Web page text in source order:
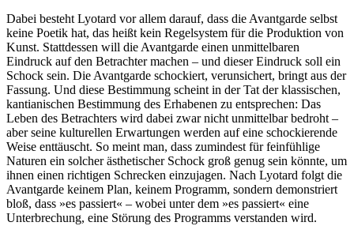
Dabei besteht Lyotard vor allem darauf, dass die Avantgarde selbst
keine Poetik hat, das heißt kein Regelsystem für die Produktion von
Kunst. Stattdessen will die Avantgarde einen unmittelbaren
Eindruck auf den Betrachter machen – und dieser Eindruck soll ein
Schock sein. Die Avantgarde schockiert, verunsichert, bringt aus der
Fassung. Und diese Bestimmung scheint in der Tat der klassischen,
kantianischen Bestimmung des Erhabenen zu entsprechen: Das
Leben des Betrachters wird dabei zwar nicht unmittelbar bedroht –
aber seine kulturellen Erwartungen werden auf eine schockierende
Weise enttäuscht. So meint man, dass zumindest für feinfühlige
Naturen ein solcher ästhetischer Schock groß genug sein könnte, um
ihnen einen richtigen Schrecken einzujagen. Nach Lyotard folgt die
Avantgarde keinem Plan, keinem Programm, sondern demonstriert
bloß, dass »es passiert« – wobei unter dem »es passiert« eine
Unterbrechung, eine Störung des Programms verstanden wird.